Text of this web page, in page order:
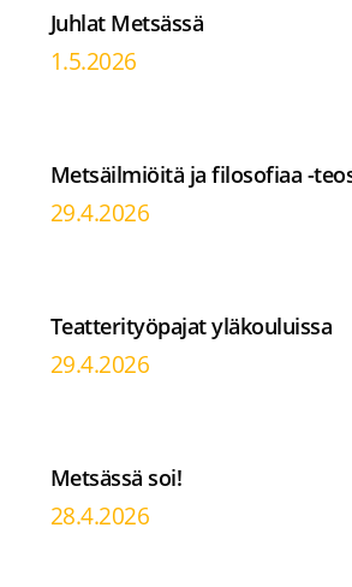
Juhlat Metsässä
1.5.2026
Metsäilmiöitä ja filosofiaa -
29.4.2026
Teatterityöpajat yläkouluissa
29.4.2026
Metsässä soi!
28.4.2026